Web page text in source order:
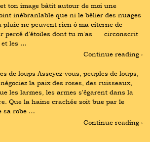
ton image bâtit autour de moi une
inébranlable que ni le bélier des nuages
pluie ne peuvent rien ô ma citerne de
d'étoiles dont tu m'as      circonscrit
et les …
Continue reading ›
de loups Asseyez-vous, peuples de loups,
la paix des roses, des ruisseaux,
les larmes, les armes s'égarent dans la
Que la haine crachée soit bue par le
sa robe …
Continue reading ›